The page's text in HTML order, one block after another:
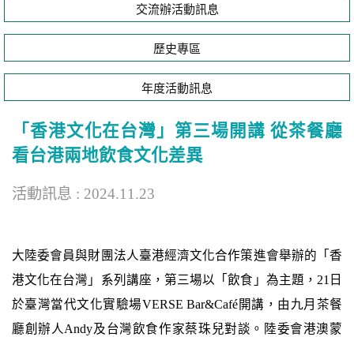
交流辦活動訊息
歷史專區
年度活動訊息
「香港文化在台灣」第三場開講 從茶餐廳
看台港兩地飲食文化差異
活動訊息 : 2024.11.23
大陸委會員與財團法人臺港經濟文化合作策進會舉辦的「香
港文化在台灣」系列講座，第三場以「飲食」為主題，21日
於臺灣當代文化實驗場VERSE Bar&Café開講，由九月茶餐
廳創辦人Andy及台灣飲食作家蔡珠兒對談。陸委會港澳蒙